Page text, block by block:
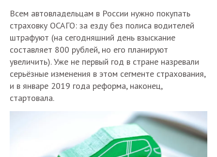
Всем автовладельцам в России нужно покупать
страховку ОСАГО: за езду без полиса водителей
штрафуют (на сегодняшний день взыскание
составляет 800 рублей, но его планируют
увеличить). Уже не первый год в стране назревали
серьёзные изменения в этом сегменте страхования,
и в январе 2019 года реформа, наконец,
стартовала.